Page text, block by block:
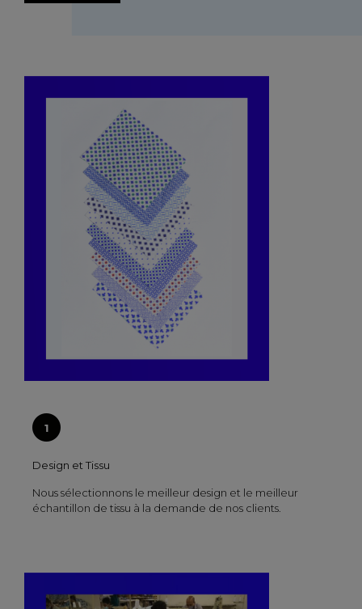
Design et Tissu
Nous sélectionnons le meilleur design et le meilleur
échantillon de tissu à la demande de nos clients.